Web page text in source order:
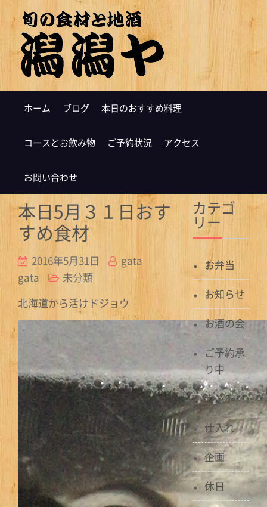
ホーム ブログ 本日のおすすめ料理
コースとお飲み物 ご予約状況 アクセス
お問い合わせ
本日5月３１日おす
すめ食材
2016年5月31日
gata
gata
未分類
北海道から活けドジョウ​
カテゴ
リー
お弁当
お知らせ
お酒の会
ご予約承
り中
ランチ
仕入れ
企画
休日